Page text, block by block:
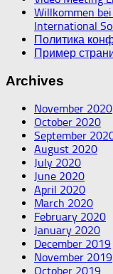
Willkommen
International
Политика
Пример
Archives
November 2020
October 2020
September
August 2020
July 2020
June 2020
April 2020
March 2020
February 2020
January 2020
December 2019
November 2019
October 2019